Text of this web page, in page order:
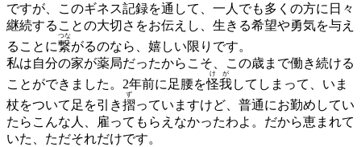
ですが、このギネス記録を通して、一人でも多くの方に日々
継続することの大切さをお伝えし、生きる希望や勇気を与え
ることに繋
つな
がるのなら、嬉しい限りです。
私は自分の家が薬局だったからこそ、この歳まで働き続ける
ことができました。2年前に足腰を怪我
けが
してしまって、いま
杖をついて足を引き摺
ず
っていますけど、普通にお勤めしてい
たらこんな人、雇ってもらえなかったわよ。だから恵まれて
いた、ただそれだけです。